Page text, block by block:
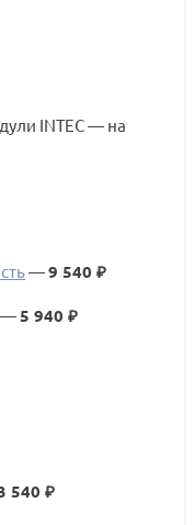
INTEC — на
—9 540 ₽
—5 940 ₽
540 ₽